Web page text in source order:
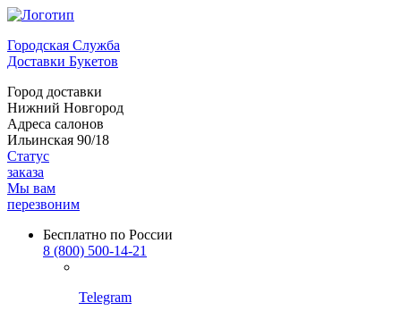
Городская Служба
Доставки Букетов
Город доставки
Нижний Новгород
Адреса салонов
Ильинская 90/18
Статус
заказа
Мы вам
перезвоним
Бесплатно по России
8 (800) 500-14-21
Telegram